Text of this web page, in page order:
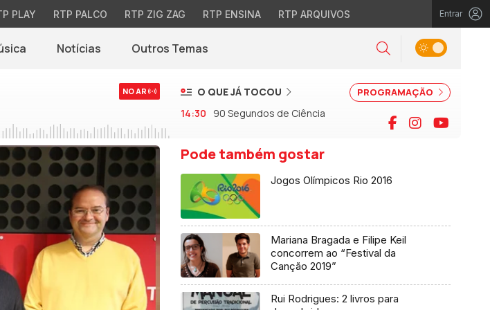
PLAY RTP PALCO RTP ZIG ZAG RTP ENSINA RTP ARQUIVOS Entrar
Notícias(abre em nova janela)
Outros Temas Pesquisar
Alternar tema
NO AR PROGRAMAÇÃO
O QUE JÁ TOCOU
14:30
90 Segundos de Ciência Facebook
Instagram
Pode também gostar
Jogos Olímpicos Rio 2016
Mariana Bragada e Filipe Keil
concorrem ao “Festival da
Canção 2019”
Rui Rodrigues: 2 livros para